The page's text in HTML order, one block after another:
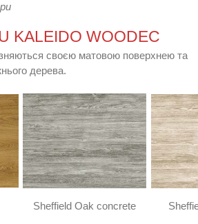
KALEIDO WOODEC
своєю матовою поверхнею та
дерева.
Sheffield Oak concrete